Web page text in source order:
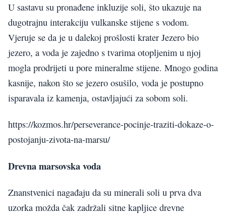
U sastavu su pronađene inkluzije soli, što ukazuje na
dugotrajnu interakciju vulkanske stijene s vodom.
Vjeruje se da je u dalekoj prošlosti krater Jezero bio
jezero, a voda je zajedno s tvarima otopljenim u njoj
mogla prodrijeti u pore mineralme stijene. Mnogo godina
kasnije, nakon što se jezero osušilo, voda je postupno
isparavala iz kamenja, ostavljajući za sobom soli.
https://kozmos.hr/perseverance-pocinje-traziti-dokaze-o-
postojanju-zivota-na-marsu/
Drevna marsovska voda
Znanstvenici nagađaju da su minerali soli u prva dva
uzorka možda čak zadržali sitne kapljice drevne